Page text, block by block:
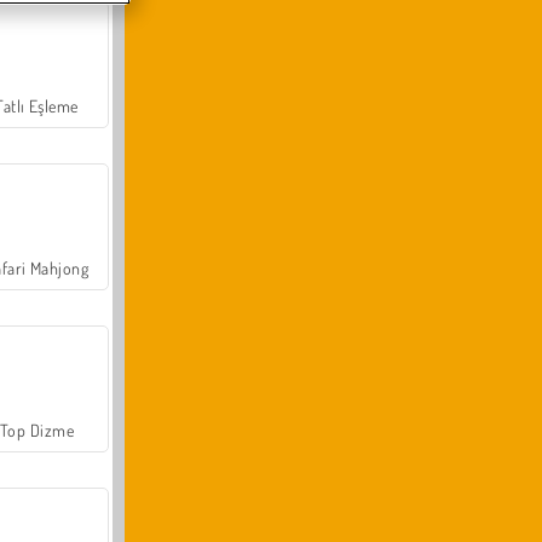
Eşleme
Mahjong
Top Dizme